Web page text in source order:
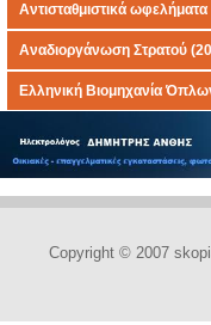
Αντισταθμιστικά ωφελήματα
Αναδιοργάνωση Στρατού
Ελληνική Βιομηχανία
Copyright © 2007